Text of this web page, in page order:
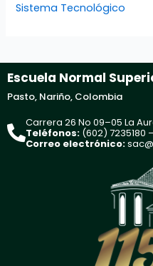
Sistema Tecnológico
Escuela Normal
Pasto, Nariño, Colombia
Carrera 26 No 09–05 La
Teléfonos: (602) 7235180
Correo electrónico: